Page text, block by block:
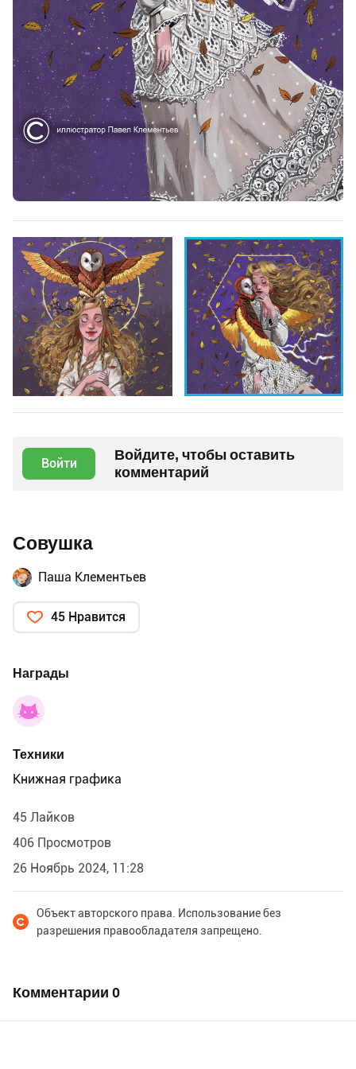
Войти
Войдите, чтобы оставить
комментарий
Совушка
Паша Клементьев
45 Нравится
Награды
Техники
Книжная графика
45 Лайков
406 Просмотров
26 Ноябрь 2024, 11:28
Объект авторского права. Использование без
разрешения правообладателя запрещено.
Комментарии 0